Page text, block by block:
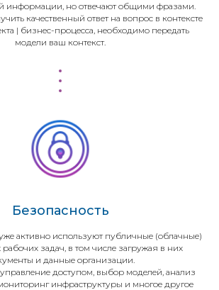
информации, но отвечают общими фразами.
качественный ответ на вопрос в контексте
| бизнес-процесса, необходимо передать
модели ваш контекст.
Безопасность
активно используют публичные (облачные)
задач, в том числе загружая в них
и данные организации.
доступом, выбор моделей, анализ
инфраструктуры и многое другое